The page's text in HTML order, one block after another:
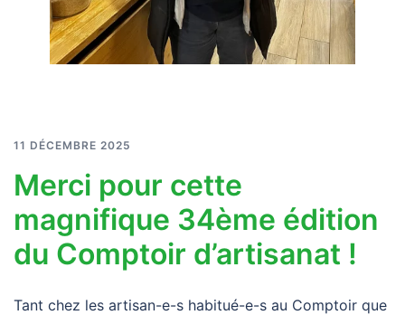
11 DÉCEMBRE 2025
Merci pour cette
magnifique 34ème édition
du Comptoir d’artisanat !
Tant chez les artisan-e-s habitué-e-s au Comptoir que